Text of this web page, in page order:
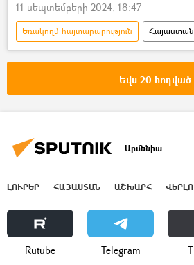
11 սեպտեմբերի 2024, 18:47
Եռակողմ հայտարարություն
Հայաստան
Մարիա Զախարովա
Նիկոլ
Եվս 20 հոդված
Արմենիա
ԼՈՒՐԵՐ ՀԱՅԱՍՏԱՆ ԱՇԽԱՐՀ
Rutube Telegram